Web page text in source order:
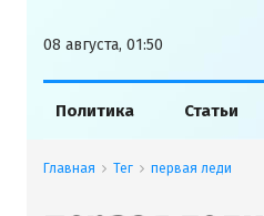
08 августа, 01:50
Политика Статьи
Главная Тег первая леди